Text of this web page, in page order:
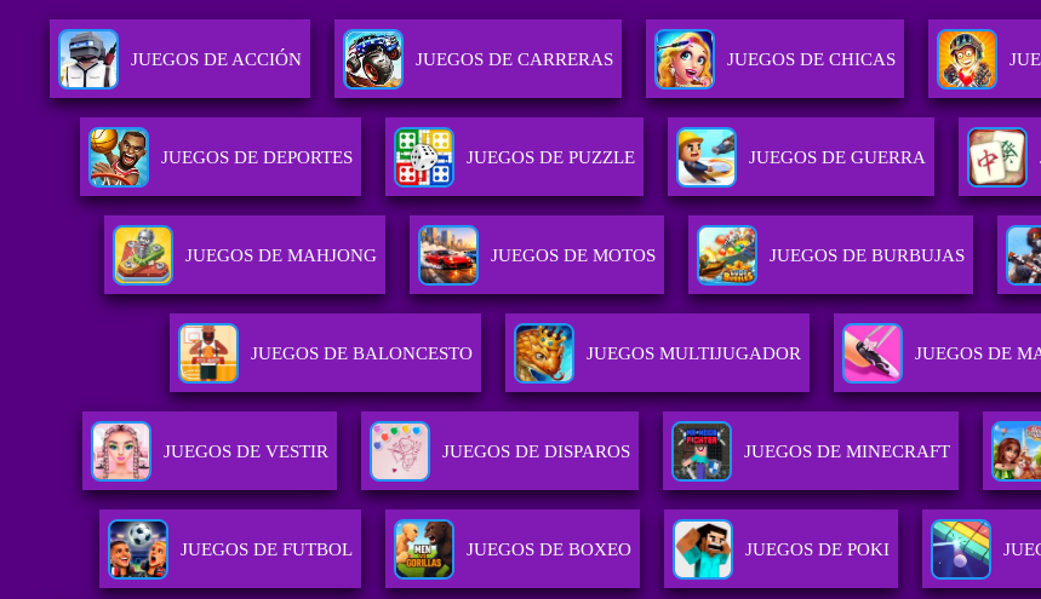
JUEGOS DE ACCIÓN JUEGOS DE CARRERAS JUEGOS DE CHICAS
JUEGOS DE DEPORTES JUEGOS DE PUZZLE JUEGOS DE GUERRA
JUEGOS DE MAHJONG JUEGOS DE MOTOS JUEGOS DE BURBUJAS
JUEGOS DE BALONCESTO JUEGOS MULTIJUGADOR JUEGOS DE
JUEGOS DE VESTIR JUEGOS DE DISPAROS JUEGOS DE MINECRAFT
JUEGOS DE FUTBOL JUEGOS DE BOXEO JUEGOS DE POKI